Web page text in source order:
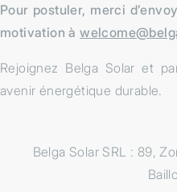
Pour postuler, merci
motivation à
Rejoignez Belga Solar et
avenir énergétique durable.
Belga Solar SRL : 89,